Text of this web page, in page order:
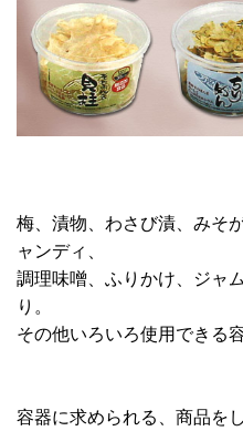
梅、漬物、わさび漬、みそ
ャンディ、
調理味噌、ふりかけ、ジャ
り。
その他いろいろ使用できる
容器に求められる、商品を